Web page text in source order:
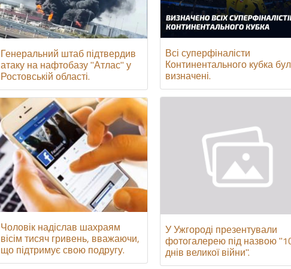
Генеральний штаб підтвердив
атаку на нафтобазу "Атлас" у
Ростовській області.
Чоловік надіслав шахраям
вісім тисяч гривень, вважаючи,
що підтримує свою подругу.
Всі суперфіналісти
Континентального кубка
визначені.
У Ужгороді презентували
фотогалерею під назвою
днів великої війни".